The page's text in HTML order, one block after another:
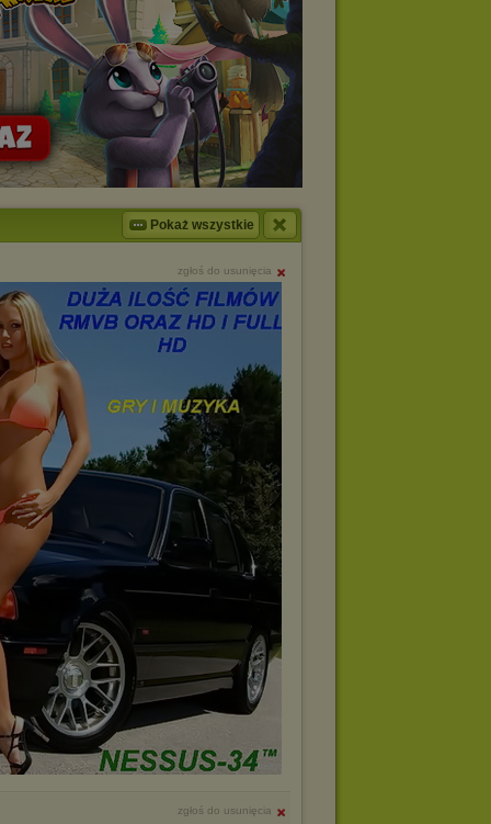
Pokaż wszystkie
zgłoś do usunięcia
zgłoś do usunięcia